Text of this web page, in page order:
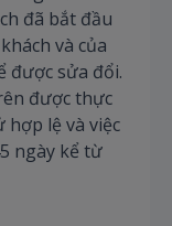
đã bắt đầu
và của
được sửa đổi.
được thực
lệ và việc
ngày kể từ